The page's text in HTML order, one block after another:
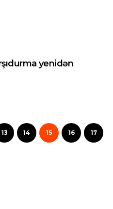
yenidən
13 14 15 16 17